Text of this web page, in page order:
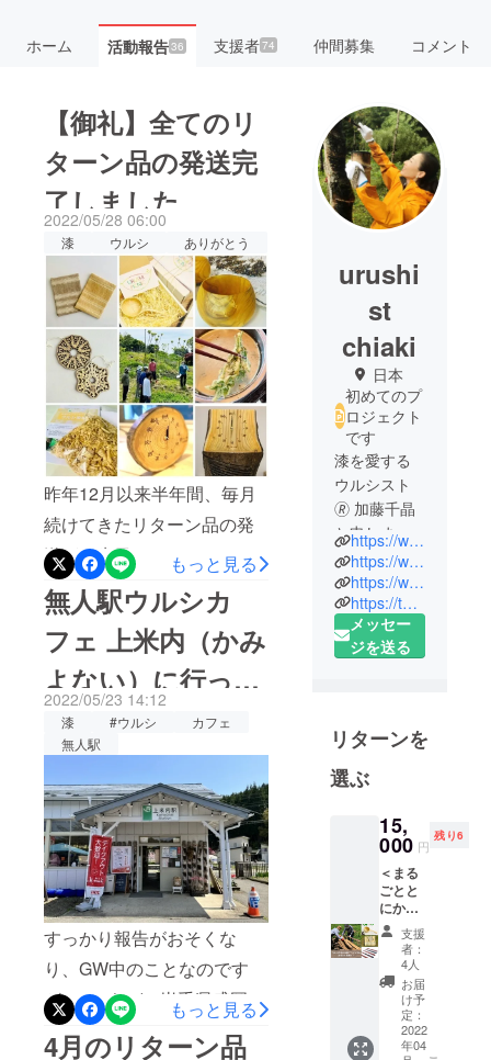
ホーム 活動報告36 支援者74 仲間募集 コメント
【御礼】全てのリ
ターン品の発送完
了しました
2022/05/28 06:00
漆 ウルシ ありがとう
昨年12月以来半年間、毎月
続けてきたリターン品の発
送が、先日の #ウルシの木
のメジャースプーン （5月
分）にて、全て完了いたし
ました！！改めまして、ご
支援・ご協力くださった皆
様に心から感謝申し上げま
す。プロジェクトはまだま
ことは山盛りですが、皆様
からいただいた温かいお気
持ちを力に活動を継続して
いきます。今後もときどき
こちらや「URUSHI
PICNIC」のSNSで進捗報告
をさせていただきます。皆
様にご参加やヘルプを呼び
かけることもありそうで
もっと見る
無人駅ウルシカ
フェ 上米内（かみ
よない）に行って
きました！
2022/05/23 14:12
漆 #ウルシ
カフェ
無人駅
すっかり報告がおそくな
り、GW中のことなのです
が、、m(_ _)m岩手県盛岡市
の上米内（かみよない）で
もっと見る
4月のリターン品
urushi
st
chiaki
日本
初めてのプ
ロジェクト
です
漆を愛する
ウルシスト
🄬 加藤千晶
と申しま
す。
「サステナ
ブルな地球
を考える現
代だからこ
の文化を繋
ぐ意義は大
きい！」と
本の漆サ
ポート活動
『URUSHI
PICNIC』を
立ち上げま
した。
漆文化を次
世代につな
いでいくこ
とがライフ
https://www.urushipicnic.com/
https://www.instagram.com/urushipicnic/
https://www.facebook.com/urushipicnic
https://twitter.com/urushipicnic
メッセー
ジを送る
リターンを
選ぶ
15,
000 円
残り6
＜まる
ごとと
にかく
応
援！！
＞ ・
コー
ヒーメ
ジャー
スプー
ン ・ウ
支援
者：
4人
お届
け予
定：
2022
年04